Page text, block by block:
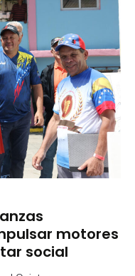
motores
social